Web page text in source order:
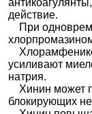
действие.
При
усиливают
натрия.
Хинин может
блокирующих